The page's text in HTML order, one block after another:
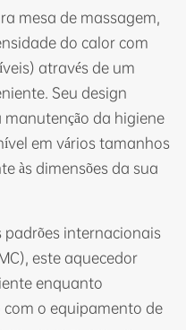
mesa de massagem,
do calor com
através de um
Seu design
manutenção da higiene
em vários tamanhos
às dimensões da sua
internacionais
este aquecedor
enquanto
o equipamento de